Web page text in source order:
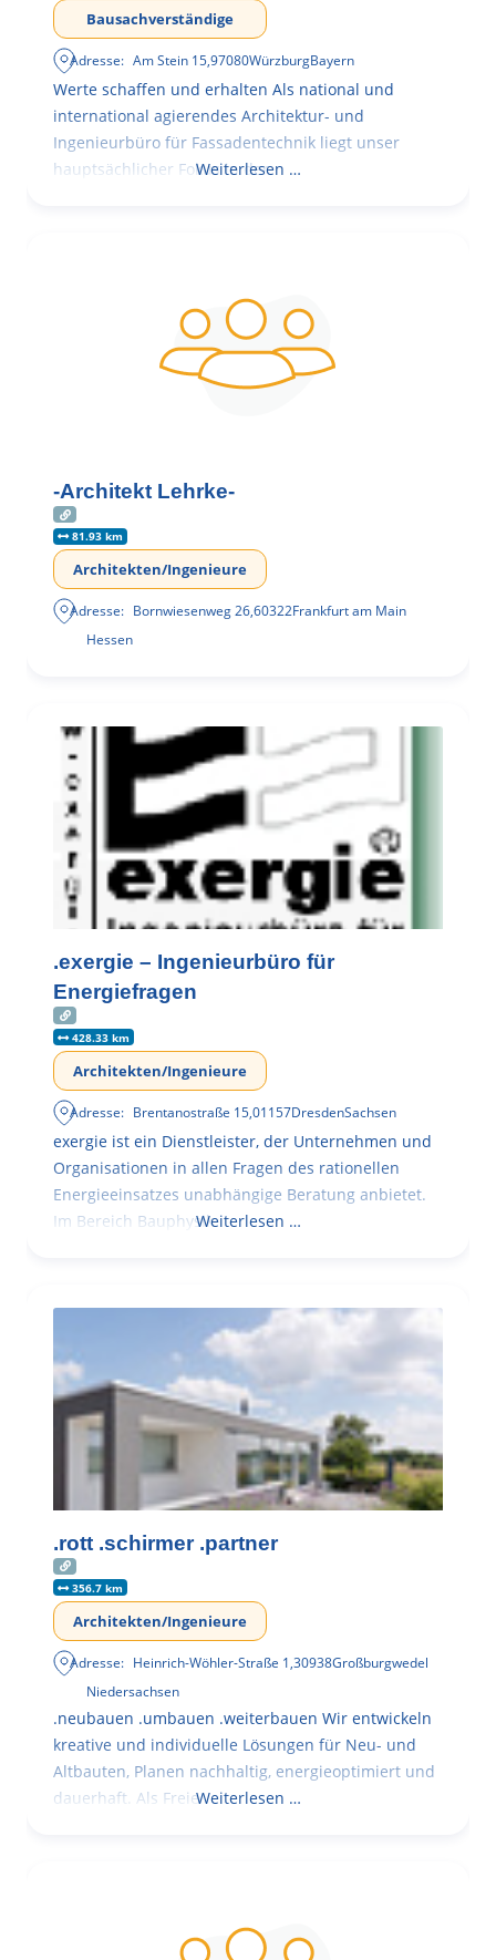
Bausachverständige
Adresse: Am Stein 15,97080WürzburgBayern
Werte schaffen und erhalten Als national und
international agierendes Architektur- und
Ingenieurbüro für Fassadentechnik liegt unser
hauptsächlicher Fokus in der
Weiterlesen …
-Architekt Lehrke-
81.93 km
Architekten/Ingenieure
Adresse: Bornwiesenweg 26,60322Frankfurt am Main
Hessen
.exergie – Ingenieurbüro für
Energiefragen
428.33 km
Architekten/Ingenieure
Adresse: Brentanostraße 15,01157DresdenSachsen
exergie ist ein Dienstleister, der Unternehmen und
Organisationen in allen Fragen des rationellen
Energieeinsatzes unabhängige Beratung anbietet.
Im Bereich BauphysikWeiterlesen …
.rott .schirmer .partner
356.7 km
Architekten/Ingenieure
Adresse: Heinrich-Wöhler-Straße 1,30938Großburgwedel
Niedersachsen
.neubauen .umbauen .weiterbauen Wir entwickeln
kreative und individuelle Lösungen für Neu- und
Altbauten, Planen nachhaltig, energieoptimiert und
dauerhaft. Als FreieWeiterlesen …